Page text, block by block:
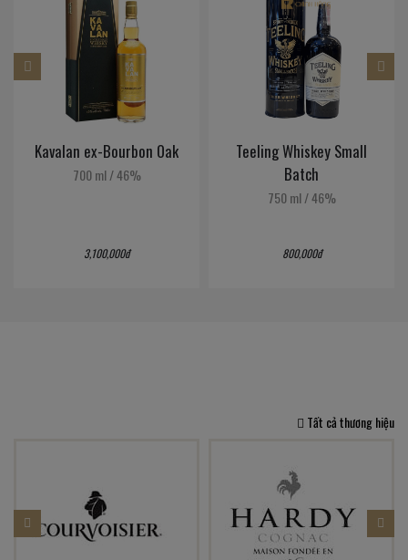
Kavalan ex-Bourbon Oak
700 ml/46%
3,100,000đ
Teeling Whiskey Small
Batch
750 ml/46%
800,000đ
Tất cả thương hiệu